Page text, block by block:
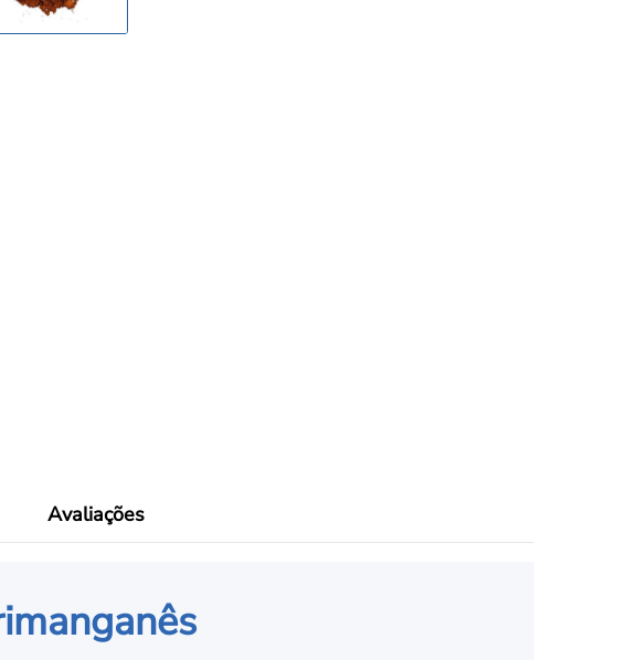
Avaliações